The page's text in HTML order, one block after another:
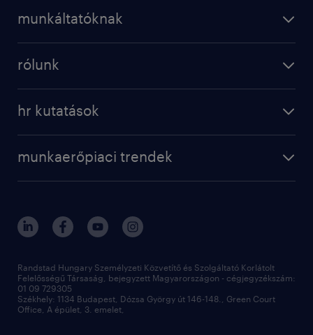
munkáltatóknak
rólunk
hr kutatások
munkaerőpiaci trendek
Randstad Hungary Személyzeti Közvetítő és Szolgáltató Korlátolt
Felelősségű Társaság, bejegyzett Magyarországon - cégjegyzékszám:
01 09 729305
Székhely: 1134 Budapest, Dózsa György út 146-148., Green Court
Office, A épület, 3. emelet,